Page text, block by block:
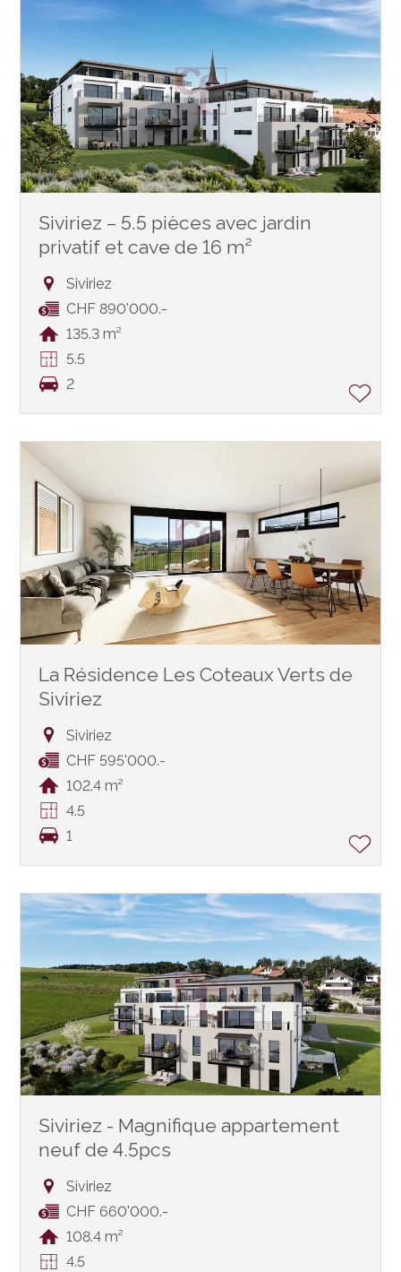
Siviriez – 5.5 pièces avec jardin
privatif et cave de 16 m²
Siviriez
CHF 890'000.-
135.3 m²
5.5
2
La Résidence Les Coteaux Verts de
Siviriez
Siviriez
CHF 595'000.-
102.4 m²
4.5
1
Siviriez - Magnifique appartement
neuf de 4.5pcs
Siviriez
CHF 660'000.-
108.4 m²
4.5